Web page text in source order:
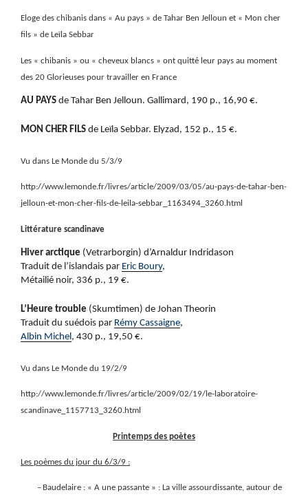
Eloge des chibanis dans « Au pays » de Tahar Ben Jelloun et « Mon cher
fils » de Leïla Sebbar
Les « chibanis » ou « cheveux blancs » ont quitté leur pays au moment
des 20 Glorieuses pour travailler en France
AU PAYS de Tahar Ben Jelloun. Gallimard, 190 p., 16,90 €.
MON CHER FILS de Leïla Sebbar. Elyzad, 152 p., 15 €.
Vu dans Le Monde du 5/3/9
http://www.lemonde.fr/livres/article/2009/03/05/au-pays-de-tahar-ben-
jelloun-et-mon-cher-fils-de-leila-sebbar_1163494_3260.html
Littérature scandinave
Hiver arctique (Vetrarborgin) d’Arnaldur Indridason
Traduit de l’islandais par Eric Boury,
Métailié noir, 336 p., 19 €.
L’Heure trouble (Skumtimen) de Johan Theorin
Traduit du suédois par Rémy Cassaigne,
Albin Michel, 430 p., 19,50 €.
Vu dans Le Monde du 19/2/9
http://www.lemonde.fr/livres/article/2009/02/19/le-laboratoire-
scandinave_1157713_3260.html
Printemps des poètes
Les poèmes du jour du 6/3/9 :
– Baudelaire : « A une passante » : La ville assourdissante, autour de